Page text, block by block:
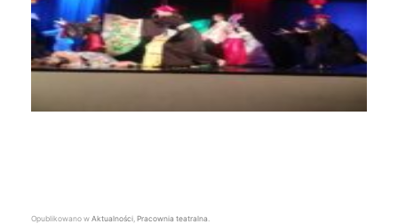
Opublikowano w Aktualności Pracownia teatralna